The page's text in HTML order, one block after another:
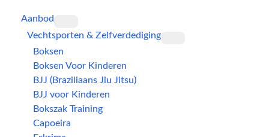
Aanbod
Vechtsporten & Zelfverdediging
Boksen
Boksen Voor Kinderen
BJJ (Braziliaans Jiu Jitsu)
BJJ voor Kinderen
Bokszak Training
Capoeira